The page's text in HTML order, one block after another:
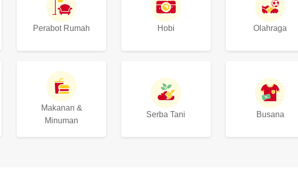
Perabot Rumah Hobi Olahraga
Makanan &
Minuman
Serba Tani Busana